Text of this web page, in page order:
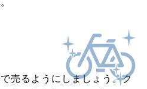
売るようにしましょう。ク